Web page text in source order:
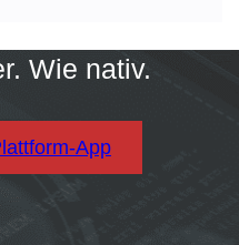
Wie nativ.
App